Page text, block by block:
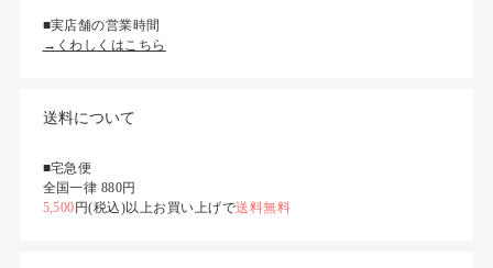
■実店舗の営業時間
→くわしくはこちら
送料について
■宅急便
全国一律 880円
5,500 円(税込)以上お買い上げで送料無料